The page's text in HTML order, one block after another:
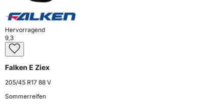
Hervorragend
9,3
Falken E Ziex
205/45 R17 88 V
Sommerreifen